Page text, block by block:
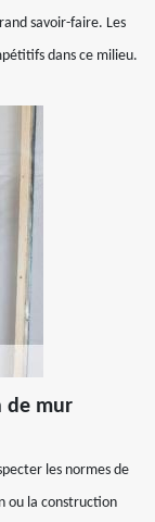
savoir-faire. Les
dans ce milieu.
de mur
les normes de
ou la construction